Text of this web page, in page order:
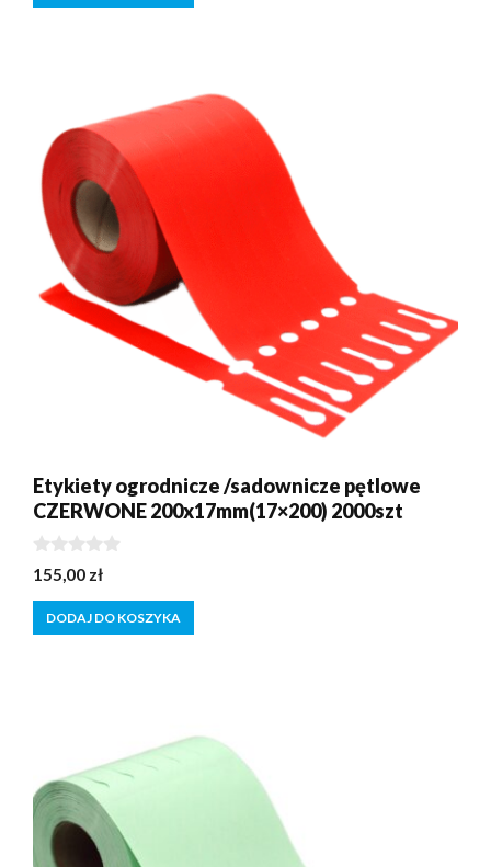
Etykiety ogrodnicze /sadownicze pętlowe
CZERWONE 200x17mm(17×200) 2000szt
0
z
5
155,00 zł
DODAJ DO KOSZYKA